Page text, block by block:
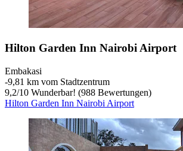
Hilton Garden Inn Nairobi Airport
Embakasi
‐9,81 km vom Stadtzentrum
9,2/10 Wunderbar! (988 Bewertungen)
Hilton Garden Inn Nairobi Airport